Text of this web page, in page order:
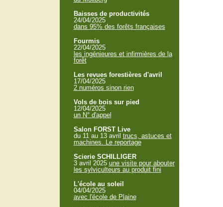
Baisses de productivités
24/04/2025
dans 95% des forêts françaises
Fourmis
22/04/2025
les ingénieures et infirmières de la
forêt
Les revues forestières d'avril
17/04/2025
2 numéros sinon rien
Vols de bois sur pied
12/04/2025
un N° d'appel
Salon FORST Live
du 11 au 13 avril trucs, astuces et
machines. Le reportage
Scierie SCHILLIGER
3 avril 2025 une visite pour abouter
les sylviculteurs au produit fini
L'école au soleil
04/04/2025
avec l'école de Plaine